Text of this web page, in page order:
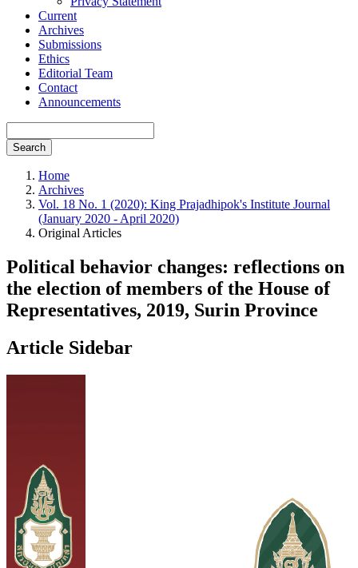
Current
Archives
Submissions
Ethics
Editorial Team
Contact
Announcements
Search
Home
Archives
Vol. 18 No. 1 (2020): King Prajadhipok's Institute Journal
(January 2020 - April 2020)
Original Articles
Political behavior changes: reflections on
the election of members of the House of
Representatives, 2019, Surin Province
Article Sidebar